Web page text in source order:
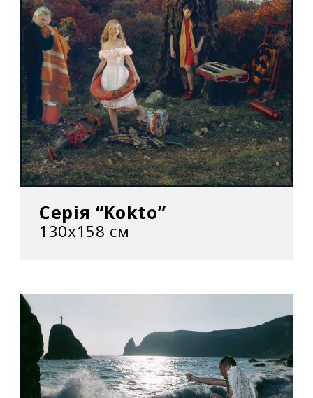
Серія “Kokto”
130x158 см